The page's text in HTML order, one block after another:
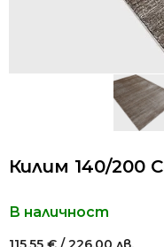
Килим 140/200
В наличност